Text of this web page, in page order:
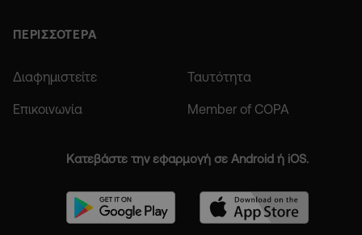
ΠΕΡΙΣΣΟΤΕΡΑ
Διαφημιστείτε Ταυτότητα
Επικοινωνία Member of COPA
Κατεβάστε την εφαρμογή σε Android ή iOS.